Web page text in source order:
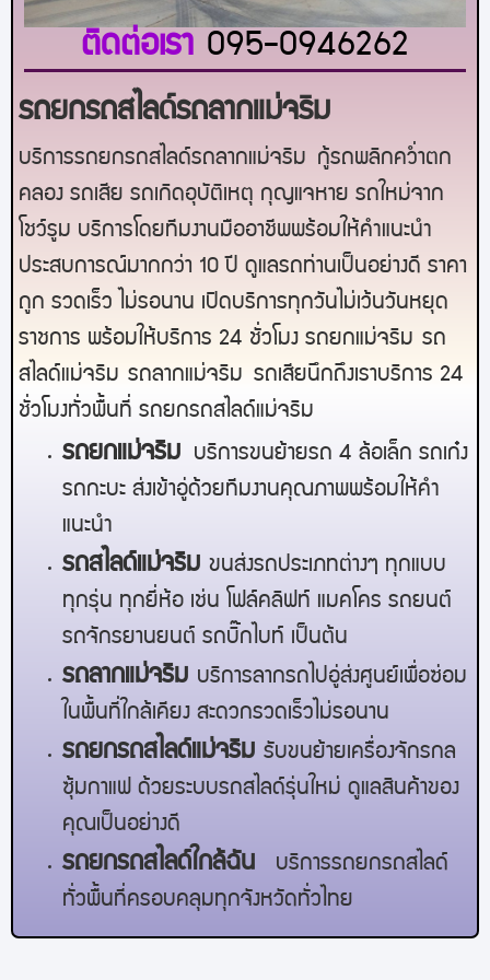
ติดต่อเรา 095-0946262
รถยกรถสไลด์รถลากแม่จริม
บริการรถยกรถสไลด์รถลากแม่จริม กู้รถพลิกคว่ำตก
คลอง รถเสีย รถเกิดอุบัติเหตุ กุญแจหาย รถใหม่จาก
โชว์รูม บริการโดยทีมงานมืออาชีพพร้อมให้คำแนะนำ
ประสบการณ์มากกว่า 10 ปี ดูแลรถท่านเป็นอย่างดี ราคา
ถูก รวดเร็ว ไม่รอนาน เปิดบริการทุกวันไม่เว้นวันหยุด
ราชการ พร้อมให้บริการ 24 ชั่วโมง รถยกแม่จริม รถ
สไลด์แม่จริม รถลากแม่จริม
รถเสียนึกถึงเราบริการ 24
ชั่วโมงทั่วพื้นที่ รถยกรถสไลด์แม่จริม
รถยกแม่จริม
บริการขนย้ายรถ 4 ล้อเล็ก รถเก๋ง
รถกะบะ ส่งเข้าอู่ด้วยทีมงานคุณภาพพร้อมให้คำ
แนะนำ
รถสไลด์ แม่จริม ขนส่งรถประเภทต่างๆ ทุกแบบ
ทุกรุ่น ทุกยี่ห้อ เช่น โฟล์คลิฟท์ แมคโคร รถยนต์
รถจักรยานยนต์ รถบิ๊กไบท์ เป็นต้น
รถลาก แม่จริม บริการลากรถไปอู่ส่งศูนย์เพื่อซ่อม
ในพื้นที่ใกล้เคียง สะดวกรวดเร็วไม่รอนาน
รถยกรถสไลด์ แม่จริม รับขนย้ายเครื่องจักรกล
ซุ้มกาแฟ ด้วยระบบรถสไลด์รุ่นใหม่ ดูแลสินค้าของ
คุณเป็นอย่างดี
รถยกรถสไลด์ใกล้ฉัน
บริการรถยกรถสไลด์
ทั่วพื้นที่ครอบคลุมทุกจังหวัดทั่วไทย